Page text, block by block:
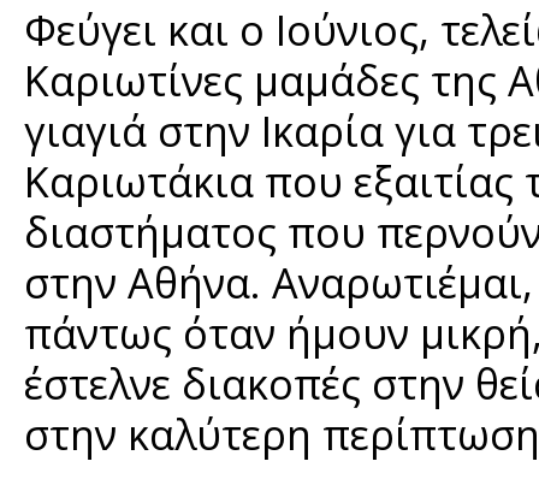
Φεύγει και ο Ιούνιος,
Καριωτίνες μαμάδες της
γιαγιά στην Ικαρία για
Καριωτάκια που
διαστήματος που
στην Αθήνα.
πάντως όταν ήμουν
έστελνε διακοπές στην
στην καλύτερη